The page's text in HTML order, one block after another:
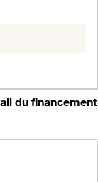
du financement